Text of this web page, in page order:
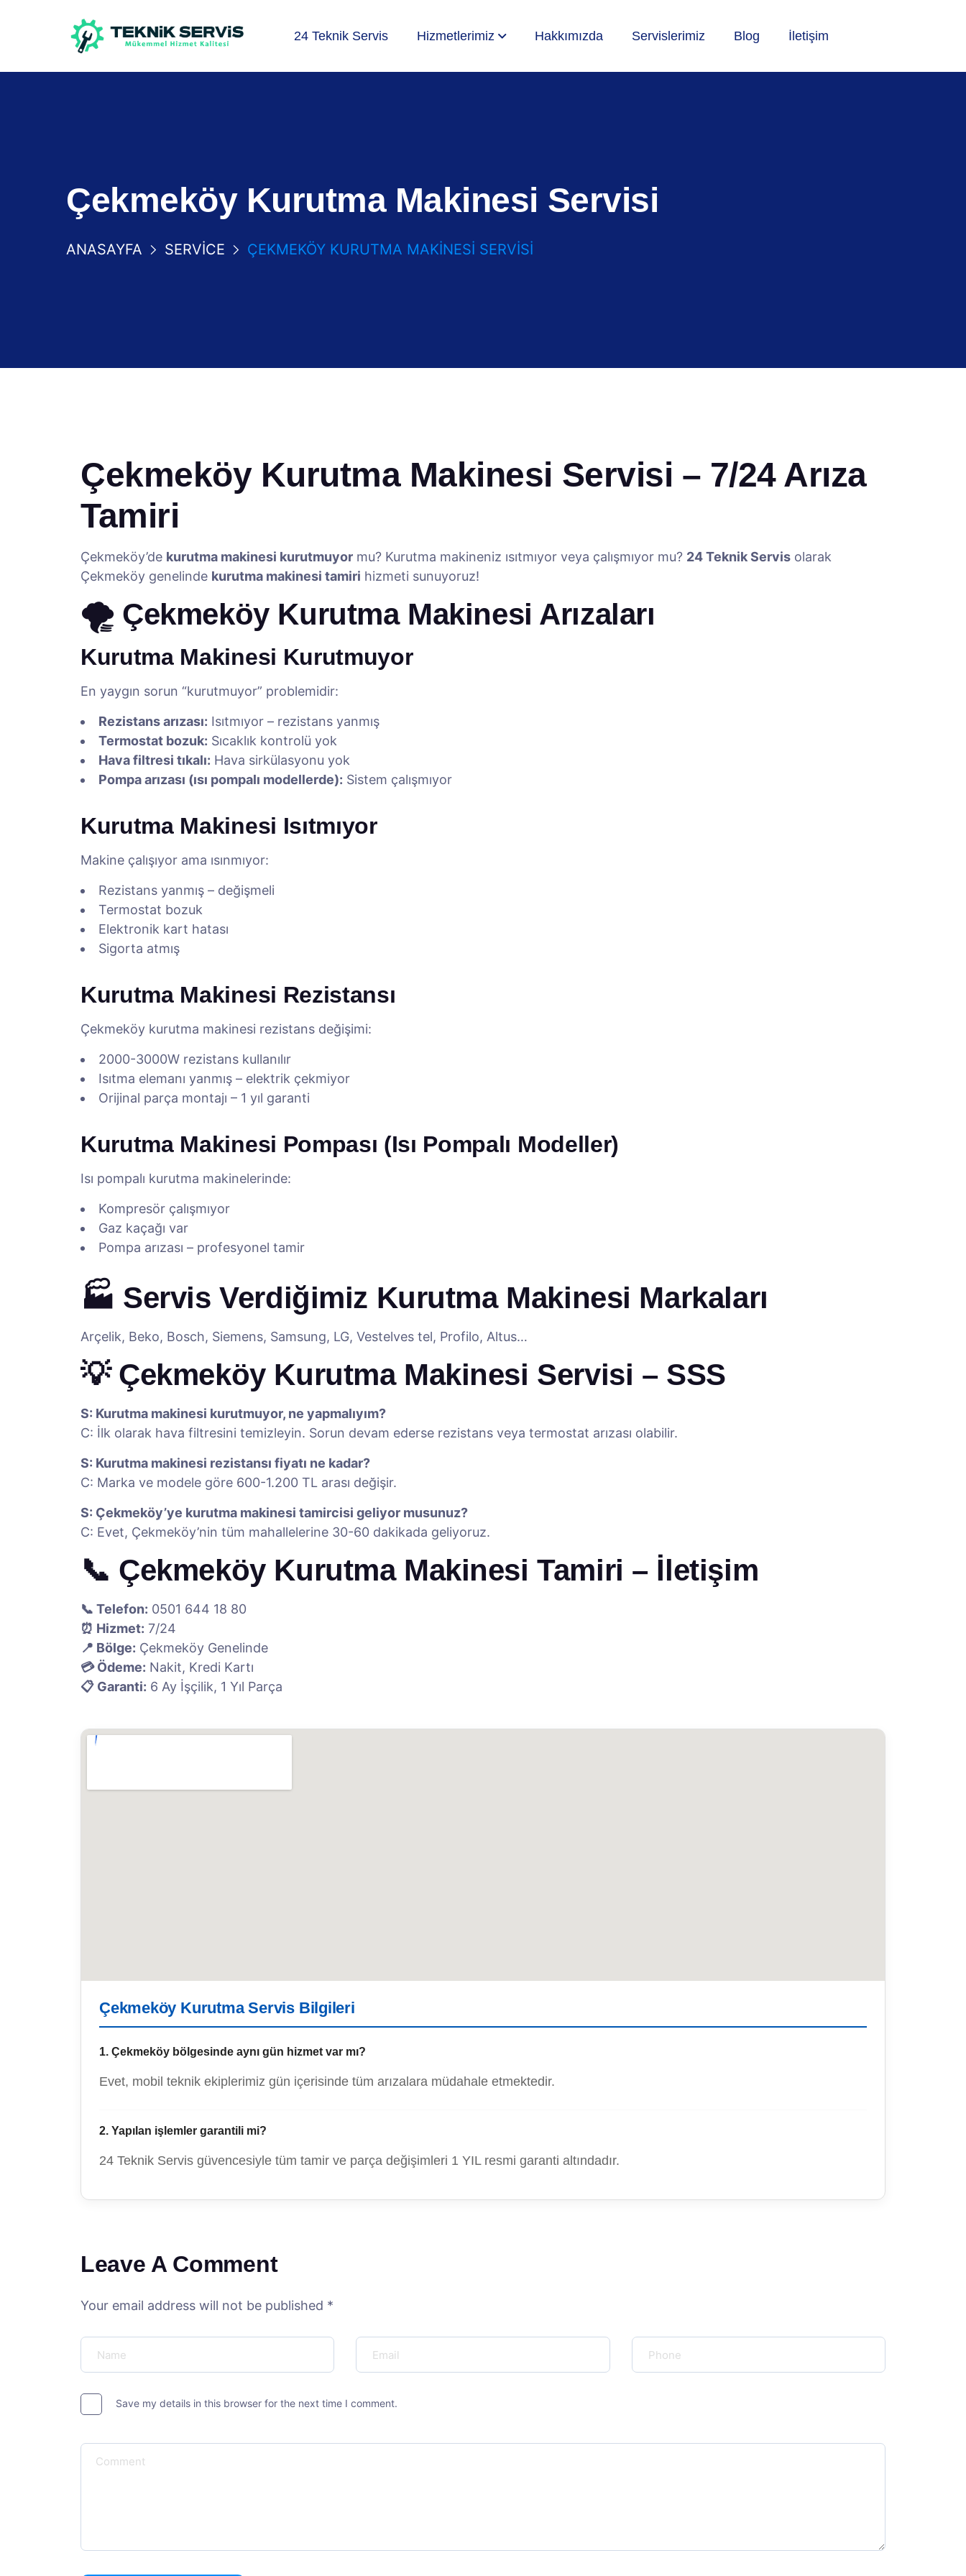
24 Teknik Servis Hizmetlerimiz Hakkımızda Servislerimiz Blog İletişim
Çekmeköy Kurutma Makinesi Servisi
ANASAYFA SERVICE ÇEKMEKÖY KURUTMA MAKINESI SERVISI
Çekmeköy Kurutma Makinesi Servisi – 7/24 Arıza
Tamiri
Çekmeköy’de kurutma makinesi kurutmuyor mu? Kurutma makineniz ısıtmıyor veya çalışmıyor mu? 24 Teknik Servis olarak
Çekmeköy genelinde kurutma makinesi tamiri hizmeti sunuyoruz!
🌪️ Çekmeköy Kurutma Makinesi Arızaları
Kurutma Makinesi Kurutmuyor
En yaygın sorun “kurutmuyor” problemidir:
Rezistans arızası: Isıtmıyor – rezistans yanmış
Termostat bozuk: Sıcaklık kontrolü yok
Hava filtresi tıkalı: Hava sirkülasyonu yok
Pompa arızası (ısı pompalı modellerde): Sistem çalışmıyor
Kurutma Makinesi Isıtmıyor
Makine çalışıyor ama ısınmıyor:
Rezistans yanmış – değişmeli
Termostat bozuk
Elektronik kart hatası
Sigorta atmış
Kurutma Makinesi Rezistansı
Çekmeköy kurutma makinesi rezistans değişimi:
2000-3000W rezistans kullanılır
Isıtma elemanı yanmış – elektrik çekmiyor
Orijinal parça montajı – 1 yıl garanti
Kurutma Makinesi Pompası (Isı Pompalı Modeller)
Isı pompalı kurutma makinelerinde:
Kompresör çalışmıyor
Gaz kaçağı var
Pompa arızası – profesyonel tamir
🏭 Servis Verdiğimiz Kurutma Makinesi Markaları
Arçelik, Beko, Bosch, Siemens, Samsung, LG, Vestelves tel, Profilo, Altus…
💡 Çekmeköy Kurutma Makinesi Servisi – SSS
S: Kurutma makinesi kurutmuyor, ne yapmalıyım?
C: İlk olarak hava filtresini temizleyin. Sorun devam ederse rezistans veya termostat arızası olabilir.
S: Kurutma makinesi rezistansı fiyatı ne kadar?
C: Marka ve modele göre 600-1.200 TL arası değişir.
S: Çekmeköy’ye kurutma makinesi tamircisi geliyor musunuz?
C: Evet, Çekmeköy’nin tüm mahallelerine 30-60 dakikada geliyoruz.
📞 Çekmeköy Kurutma Makinesi Tamiri – İletişim
📞 Telefon: 0501 644 18 80
⏰ Hizmet: 7/24
📍 Bölge: Çekmeköy Genelinde
💳 Ödeme: Nakit, Kredi Kartı
📋 Garanti: 6 Ay İşçilik, 1 Yıl Parça
Çekmeköy Kurutma Servis Bilgileri
1. Çekmeköy bölgesinde aynı gün hizmet var mı?
Evet, mobil teknik ekiplerimiz gün içerisinde tüm arızalara müdahale etmektedir.
2. Yapılan işlemler garantili mi?
24 Teknik Servis güvencesiyle tüm tamir ve parça değişimleri 1 YIL resmi garanti altındadır.
Leave A Comment
Your email address will not be published *
Save my details in this browser for the next time I comment.